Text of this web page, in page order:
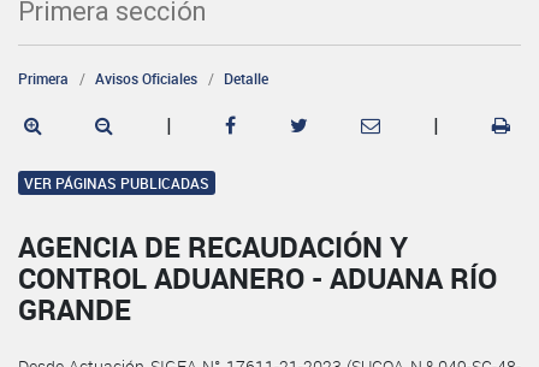
Primera sección
Primera Avisos Oficiales Detalle
| |
VER PÁGINAS PUBLICADAS
AGENCIA DE RECAUDACIÓN Y
CONTROL ADUANERO - ADUANA RÍO
GRANDE